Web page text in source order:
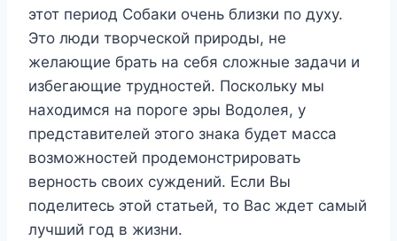
этот период Собаки очень близки по духу.
Это люди творческой природы, не
желающие брать на себя сложные задачи и
избегающие трудностей. Поскольку мы
находимся на пороге эры Водолея, у
представителей этого знака будет масса
возможностей продемонстрировать
верность своих суждений. Если Вы
поделитесь этой статьей, то Вас ждет самый
лучший год в жизни.